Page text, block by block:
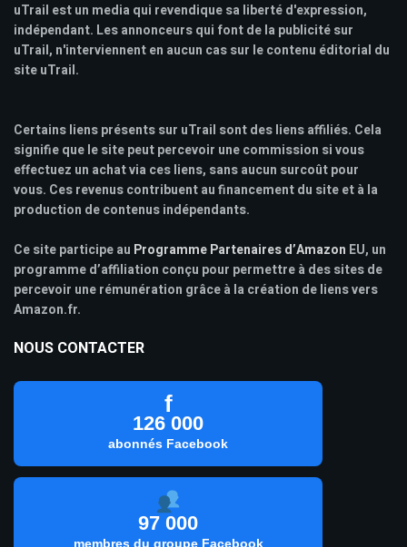
uTrail est un media qui revendique sa liberté d'expression,
indépendant. Les annonceurs qui font de la publicité sur
uTrail, n'interviennent en aucun cas sur le contenu éditorial du
site uTrail.
Certains liens présents sur uTrail sont des liens affiliés. Cela
signifie que le site peut percevoir une commission si vous
effectuez un achat via ces liens, sans aucun surcoût pour
vous. Ces revenus contribuent au financement du site et à la
production de contenus indépendants.
Ce site participe au Programme Partenaires d’Amazon EU, un
programme d’affiliation conçu pour permettre à des sites de
percevoir une rémunération grâce à la création de liens vers
Amazon.fr.
NOUS CONTACTER
f
126 000
abonnés Facebook
97 000
membres du groupe Facebook